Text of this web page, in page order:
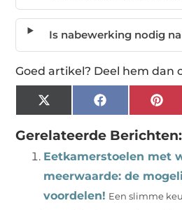
Is nabewerking nodig
Goed artikel? Deel hem dan
X
(Twitter)
Facebook
Gerelateerde Berichten:
Eetkamerstoelen met
meerwaarde: de
voordelen! Een slimme